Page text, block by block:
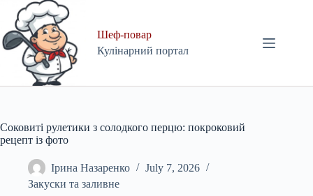
content
Шеф-повар
Кулінарний портал
Соковиті рулетики з солодкого перцю: покроковий
рецепт із фото
Ірина Назаренко
July 7, 2026
Закуски та заливне